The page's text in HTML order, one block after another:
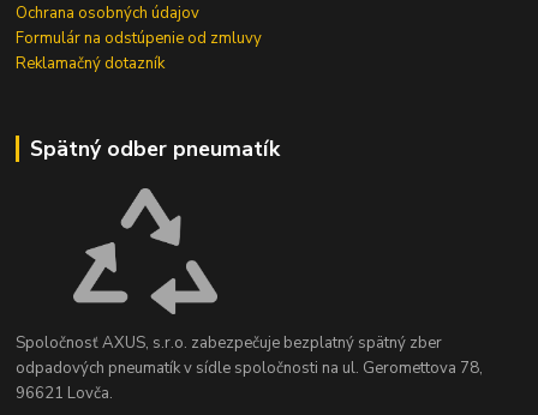
Ochrana osobných údajov
Formulár na odstúpenie od zmluvy
Reklamačný dotazník
Spätný odber pneumatík
Spoločnosť AXUS, s.r.o. zabezpečuje bezplatný spätný zber
odpadových pneumatík v sídle spoločnosti na ul. Geromettova 78,
96621 Lovča.